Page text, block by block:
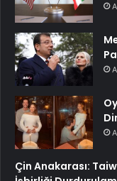
Çin Anakarası: